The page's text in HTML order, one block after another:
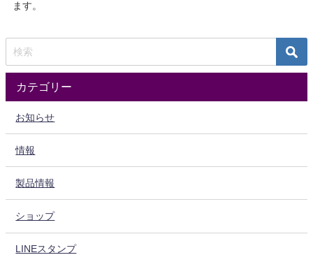
ます。
カテゴリー
お知らせ
情報
製品情報
ショップ
LINEスタンプ